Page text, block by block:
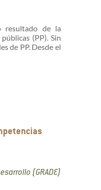
resultado de la
(PP). Sin
de PP. Desde el
(GRADE)